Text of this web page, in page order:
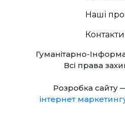
Наші
Контакти
Гуманітарно-
Всі права
Розробка сайту
інтернет